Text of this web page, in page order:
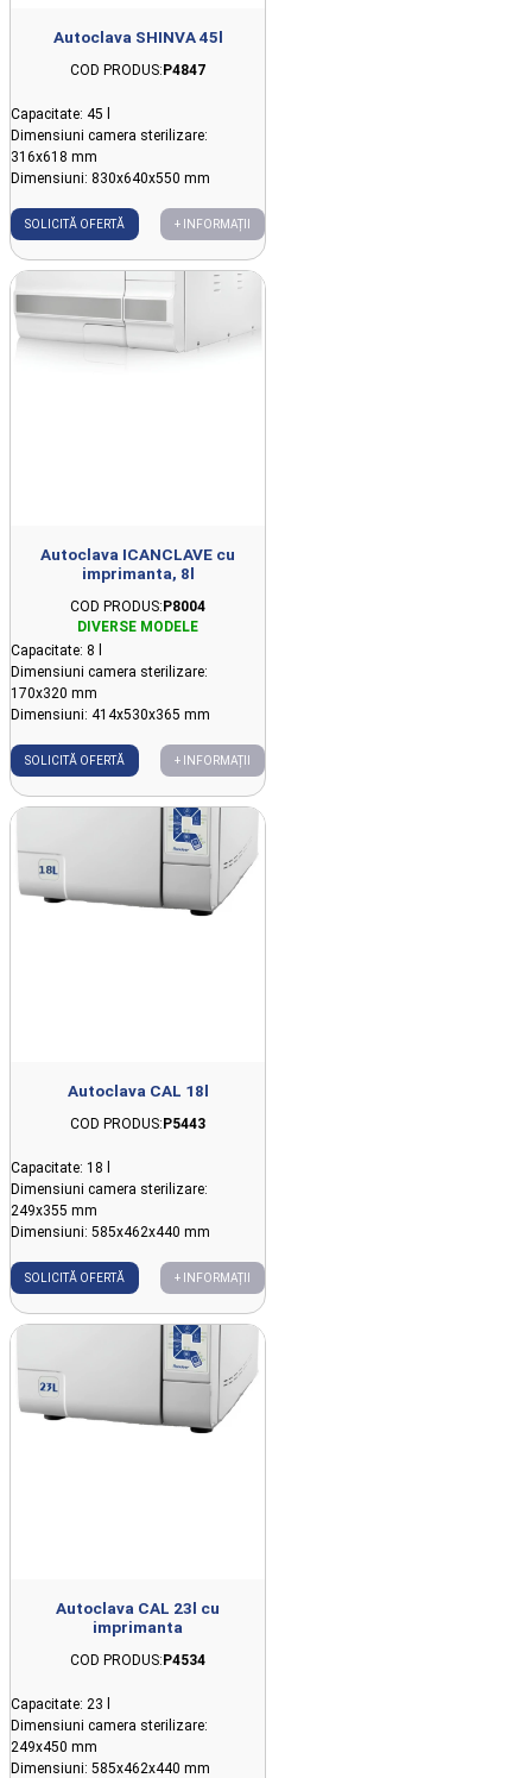
Autoclava SHINVA 45l
COD PRODUS:P4847
Capacitate: 45 l
Dimensiuni camera sterilizare:
316x618 mm
Dimensiuni: 830x640x550 mm
SOLICITĂ OFERTĂ + INFORMAȚII
Autoclava ICANCLAVE cu
imprimanta, 8l
COD PRODUS:P8004
Capacitate: 8 l
Dimensiuni camera sterilizare:
170x320 mm
Dimensiuni: 414x530x365 mm
SOLICITĂ OFERTĂ + INFORMAȚII
Autoclava CAL 18l
COD PRODUS:P5443
Capacitate: 18 l
Dimensiuni camera sterilizare:
249x355 mm
Dimensiuni: 585x462x440 mm
SOLICITĂ OFERTĂ + INFORMAȚII
Autoclava CAL 23l cu
imprimanta
COD PRODUS:P4534
Capacitate: 23 l
Dimensiuni camera sterilizare:
249x450 mm
Dimensiuni: 585x462x440 mm